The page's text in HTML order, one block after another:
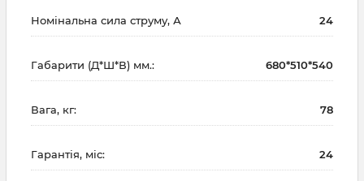
Номінальна сила струму, А 24
Габарити (Д*Ш*В) мм.: 680*510*540
Вага, кг: 78
Гарантія, міс: 24